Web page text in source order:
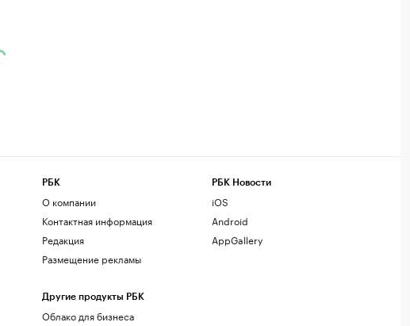
РБК
О компании
Контактная информация
Редакция
Размещение рекламы
Другие продукты РБК
Облако для бизнеса
РБК Новости
iOS
Android
AppGallery